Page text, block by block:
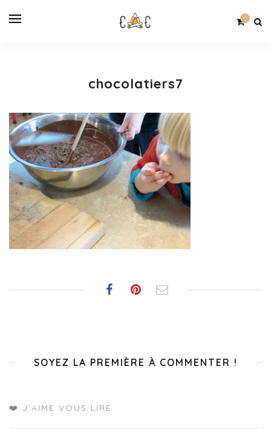
0
chocolatiers7
SOYEZ LA PREMIÈRE À COMMENTER !
❤️ J'AIME VOUS LIRE